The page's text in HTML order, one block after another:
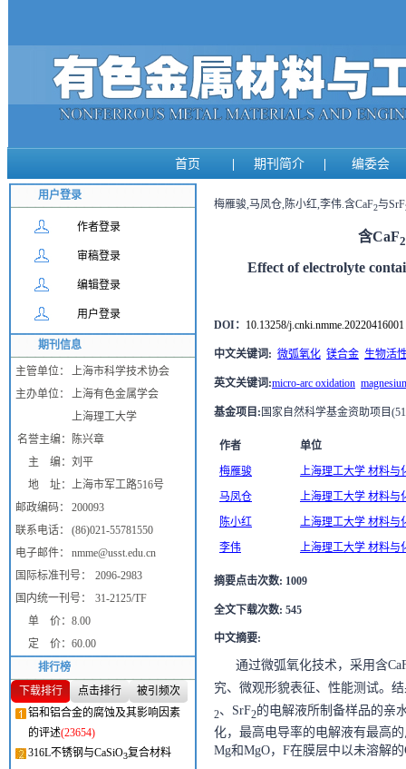
首页 期刊简介 编委会
用户登录
作者登录
审稿登录
编辑登录
用户登录
期刊信息
主管单位：
上海市科学技术协会
主办单位：
上海有色金属学会
上海理工大学
名誉主编：
陈兴章
主 编： 刘平
地 址： 上海市军工路516号
邮政编码：
200093
联系电话：
(86)021-55781550
电子邮件：
nmme@usst.edu.cn
国际标准刊号：
2096-2983
国内统一刊号：
31-2125/TF
单 价： 8.00
定 价： 60.00
排行榜
下载排行
点击排行
被引频次
铝和铝合金的腐蚀及其影响因素
的评述(23654)
316L不锈钢与CaSiO3复合材料
梅雁骏,马凤仓,陈小红,李伟.含CaF2与SrF
含CaF2
Effect of electrolyte
DOI： 10.13258/j.cnki.nmme.20220416001
中文关键词 : 微弧氧化 镁合金 生物活
英文关键词 :micro-arc oxidation
基金项目 : 国家自然科学基金资助项目
作者
单位
梅雁骏
上海理工大学 材料与
马凤仓
上海理工大学 材料与
陈小红
上海理工大学 材料与
李伟
上海理工大学 材料与
摘要点击次数: 1009
全文下载次数: 545
中文摘要:
通过微弧氧化技术，采用含
究、微观形貌表征、性能测试。
2、SrF2的电解液所制备样品的亲
化，最高电导率的电解液有最高
Mg和MgO，F在膜层中以未溶解的